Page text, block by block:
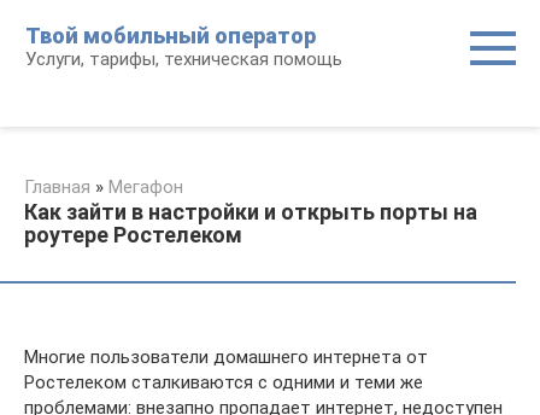
контенту
Твой мобильный оператор
Услуги, тарифы, техническая помощь
Главная » Мегафон
Как зайти в настройки и открыть порты на
роутере Ростелеком
Многие пользователи домашнего интернета от
Ростелеком сталкиваются с одними и теми же
проблемами: внезапно пропадает интернет, недоступен